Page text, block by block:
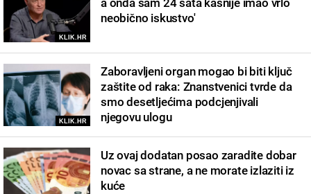
KLIK.HR
a onda sam 24 sata kasnije imao vrlo
neobično iskustvo'
KLIK.HR
Zaboravljeni organ mogao bi biti ključ
zaštite od raka: Znanstvenici tvrde da
smo desetljećima podcjenjivali
njegovu ulogu
Uz ovaj dodatan posao zaradite dobar
novac sa strane, a ne morate izlaziti iz
kuće